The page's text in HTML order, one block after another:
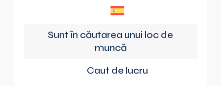
Sunt în căutarea unui loc de
muncă
Caut de lucru